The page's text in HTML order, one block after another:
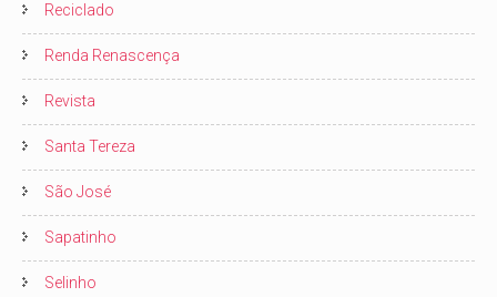
Reciclado
Renda Renascença
Revista
Santa Tereza
São José
Sapatinho
Selinho